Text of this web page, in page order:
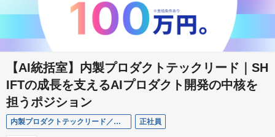
【AI統括室】内製プロダクトテックリード｜SH
IFTの成長を支えるAIプロダクト開発の中核を
担うポジション
内製プロダクトテックリード／東京 正社員